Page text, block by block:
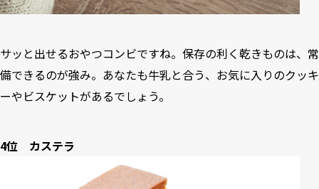
サッと出せるおやつコンビですね。保存の利く乾きものは、常
備できるのが強み。あなたも牛乳と合う、お気に入りのクッキ
ーやビスケットがあるでしょう。
4位 カステラ